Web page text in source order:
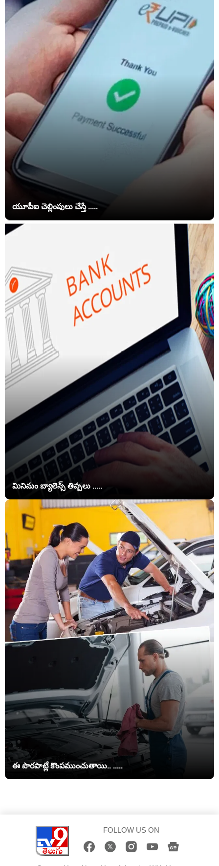
యూపీఐ చెల్లింపులు చేస్తే .....
మినిమం బ్యాలెన్స్ తిప్పలు .....
ఈ పొరపాట్లే కొంపముంచుతాయి.. .....
FOLLOW US ON